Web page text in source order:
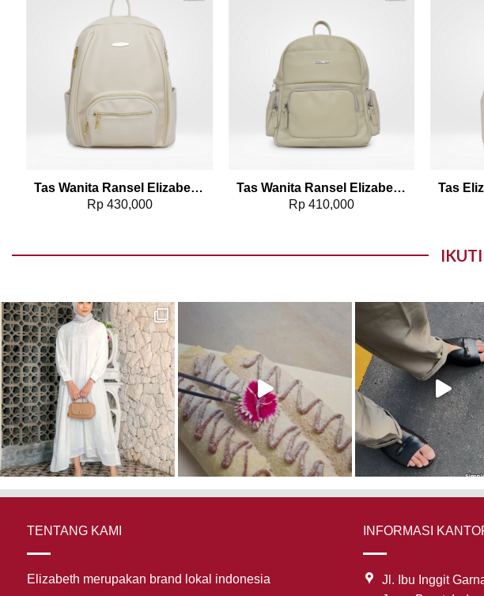
Add to wishlist
Tas Wanita Ransel Elizabeth Backpack 0055-5094
Rp430,000
Tas Wanita Ransel Elizabeth Backpack 0055-5093
Rp 410,000
TENTANG KAMI
Elizabeth merupakan brand lokal indonesia
INFORMASI
Jl. Ibu Inggit